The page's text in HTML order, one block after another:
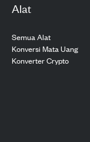
Alat
Semua Alat
Konversi Mata Uang
Konverter Crypto